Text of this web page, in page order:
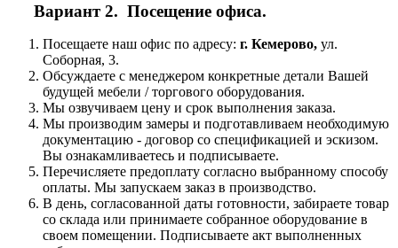
Вариант 2. Посещение офиса.
Посещаете наш офис по адресу: г. Кемерово, ул.
Соборная, 3.
Обсуждаете с менеджером конкретные детали Вашей
будущей мебели / торгового оборудования.
Мы озвучиваем цену и срок выполнения заказа.
Мы производим замеры и подготавливаем необходимую
документацию - договор со спецификацией и эскизом.
Вы ознакамливаетесь и подписываете.
Перечисляете предоплату согласно выбранному способу
оплаты. Мы запускаем заказ в производство.
В день, согласованной даты готовности, забираете товар
со склада или принимаете собранное оборудование в
своем помещении. Подписываете акт выполненных